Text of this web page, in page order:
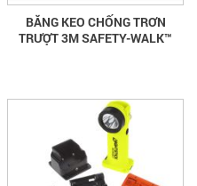
BĂNG KEO CHỐNG TRƠN
TRƯỢT 3M SAFETY-WALK™